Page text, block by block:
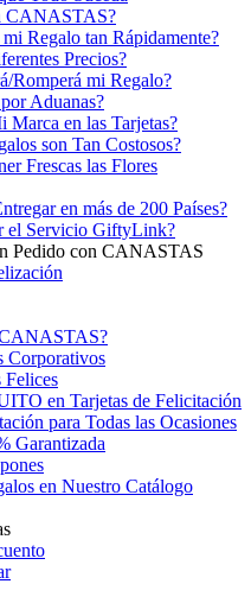
CANASTAS?
Regalo tan Rápidamente?
Precios?
Romperá mi Regalo?
Aduanas?
Marca en las Tarjetas?
son Tan Costosos?
Frescas las Flores
en más de 200 Países?
el Servicio GiftyLink?
Pedido con CANASTAS
Corporativos
Felices
en Tarjetas de Felicitación
para Todas las Ocasiones
Garantizada
en Nuestro Catálogo